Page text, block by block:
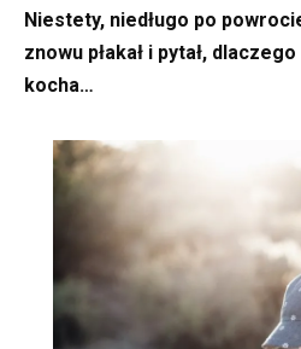
Niestety, niedługo po
znowu płakał i pytał,
kocha…